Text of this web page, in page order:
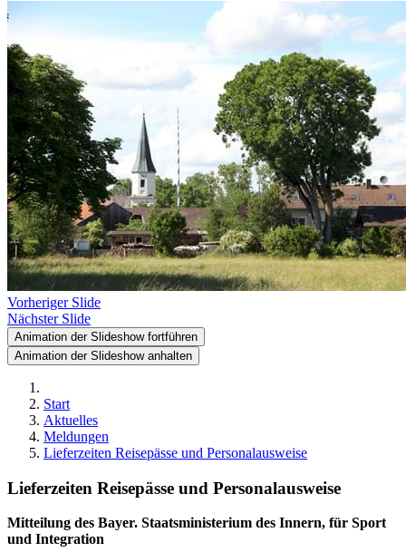
Vorheriger Slide
Nächster Slide
Animation der Slideshow fortführen
Animation der Slideshow anhalten
Start
Aktuelles
Meldungen
Lieferzeiten Reisepässe und Personalausweise
Lieferzeiten Reisepässe und Personalausweise
Mitteilung des Bayer. Staatsministerium des Innern, für Sport
und Integration